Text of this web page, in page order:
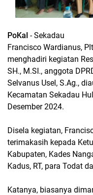
PoKal - Sekadau
Francisco Wardianus,
menghadiri kegiatan
SH., M.SI., anggota
Selvanus Usel, S.Ag.,
Kecamatan Sekadau
Desember 2024.
Disela kegiatan,
terimakasih kepada
Kabupaten, Kades
Kadus, RT, para Todat
Katanya, biasanya